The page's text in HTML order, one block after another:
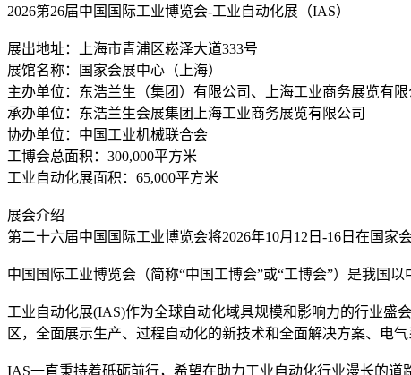
2026第26届中国国际工业博览会-工业自动化展（IAS）
展出地址：上海市青浦区崧泽大道333号
展馆名称：国家会展中心（上海）
主办单位：东浩兰生（集团）有限公司、上海工业商务展览有限
承办单位：东浩兰生会展集团上海工业商务展览有限公司
协办单位：中国工业机械联合会
工博会总面积：300,000平方米
工业自动化展面积：65,000平方米
展会介绍
第二十六届中国国际工业博览会将2026年10月12日-16日在国家
中国国际工业博览会（简称“中国工博会”或“工博会”）是我国
工业自动化展(IAS)作为全球自动化域具规模和影响力的行业盛
区，全面展示生产、过程自动化的新技术和全面解决方案、电
IAS一直秉持着砥砺前行，希望在助力工业自动化行业漫长的